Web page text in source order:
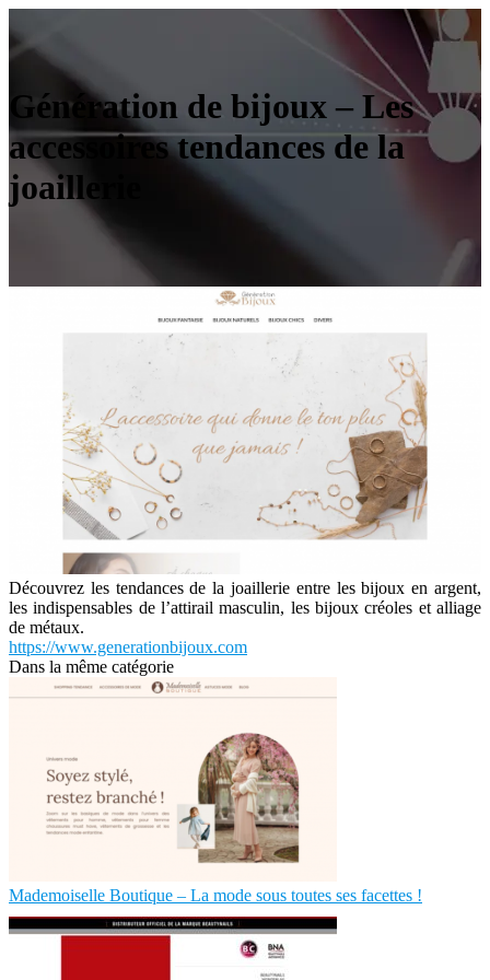
Génération de bijoux – Les
accessoires tendances de la
joaillerie
Découvrez les tendances de la joaillerie entre les bijoux en argent,
les indispensables de l’attirail masculin, les bijoux créoles et alliage
de métaux.
https://www.generationbijoux.com
Dans la même catégorie
Mademoiselle Boutique – La mode sous toutes ses facettes !